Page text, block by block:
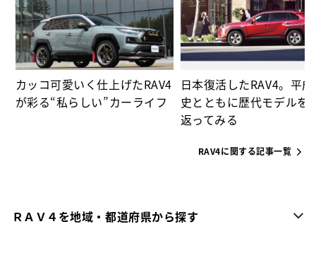
カッコ可愛いく仕上げたRAV4
が彩る“私らしい”カーライフ
日本復活したRAV4。平
史とともに歴代モデルを
返ってみる
RAV4に関する記事一覧
ＲＡＶ４を地域・都道府県から探す